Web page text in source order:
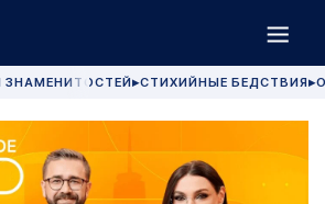
ЗНАМЕНИТОСТЕЙ▶СТИХИЙНЫЕ БЕДСТВИЯ▶